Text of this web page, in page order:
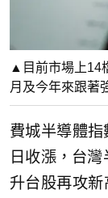
▲目前市場上14
月及今年來跟著
費城半導體
日收漲，台
升台股再攻新